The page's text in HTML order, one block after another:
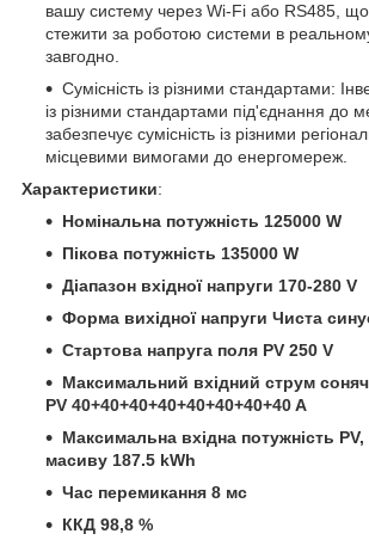
вашу систему через Wi-Fi або RS485,
стежити за роботою системи в реальному
завгодно.
Сумісність із різними стандартами:
із різними стандартами під'єднання до
забезпечує сумісність із різними
місцевими вимогами до енергомереж.
Характеристики:
Номінальна потужність 125000 W
Пікова потужність 135000 W
Діапазон вхідної напруги 170-280 V
Форма вихідної напруги Чиста
Стартова напруга поля PV 250 V
Максимальний вхідний струм
PV 40+40+40+40+40+40+40+40 A
Максимальна вхідна потужність PV,
масиву 187.5 kWh
Час перемикання 8 мс
ККД 98,8 %